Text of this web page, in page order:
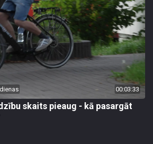
00:03:33
skaits pieaug - kā pasargāt